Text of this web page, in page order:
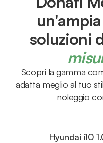
soluzioni
Scopri la gamma
adatta meglio al tuo
noleggio
Hyundai i10